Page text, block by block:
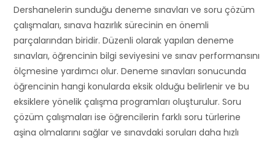
Dershanelerin sunduğu deneme sınavları ve soru çözüm
çalışmaları, sınava hazırlık sürecinin en önemli
parçalarından biridir. Düzenli olarak yapılan deneme
sınavları, öğrencinin bilgi seviyesini ve sınav performansını
ölçmesine yardımcı olur. Deneme sınavları sonucunda
öğrencinin hangi konularda eksik olduğu belirlenir ve bu
eksiklere yönelik çalışma programları oluşturulur. Soru
çözüm çalışmaları ise öğrencilerin farklı soru türlerine
aşina olmalarını sağlar ve sınavdaki soruları daha hızlı